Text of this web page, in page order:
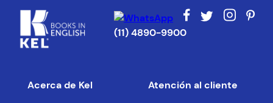
(11) 4890-9900
Acerca de Kel Atención al cliente